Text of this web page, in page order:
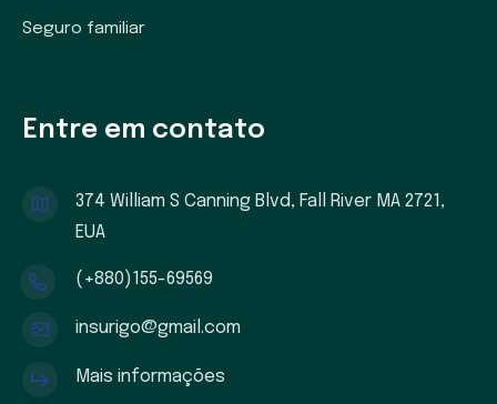
Seguro familiar
Entre em contato
374 William S Canning Blvd, Fall River MA 2721,
EUA
(+880)155-69569
insurigo@gmail.com
Mais informações